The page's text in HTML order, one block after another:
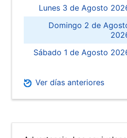
Lunes 3 de Agosto
Domingo 2 de
Sábado 1 de Agosto
Ver días anteriores